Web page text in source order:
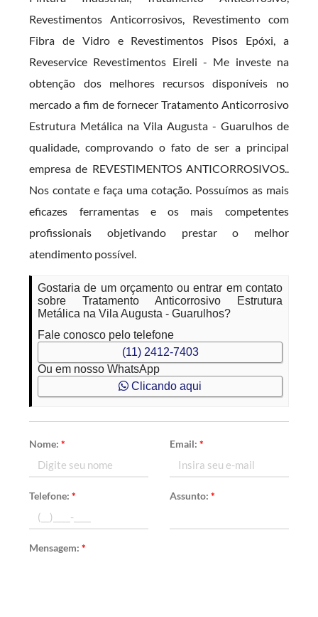
Revestimentos Anticorrosivos, Revestimento com
Fibra de Vidro e Revestimentos Pisos Epóxi, a
Reveservice Revestimentos Eireli - Me investe na
obtenção dos melhores recursos disponíveis no
mercado a fim de fornecer Tratamento Anticorrosivo
Estrutura Metálica na Vila Augusta - Guarulhos de
qualidade, comprovando o fato de ser a principal
empresa de REVESTIMENTOS ANTICORROSIVOS..
Nos contate e faça uma cotação. Possuímos as mais
eficazes ferramentas e os mais competentes
profissionais objetivando prestar o melhor
atendimento possível.
Gostaria de um orçamento ou entrar em contato
sobre Tratamento Anticorrosivo Estrutura
Metálica na Vila Augusta - Guarulhos?
Fale conosco pelo telefone
(11) 2412-7403
Ou em nosso WhatsApp
Clicando aqui
Nome:* Email: *
Telefone:* Assunto: *
Mensagem:*